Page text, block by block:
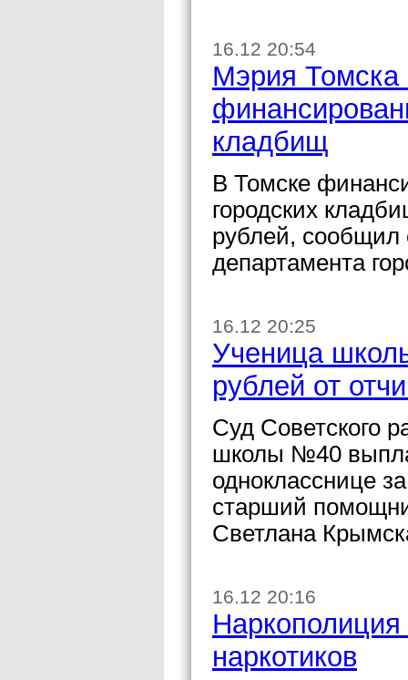
16.12 20:54
Мэрия Томска
кладбищ
В Томске
городских
рублей, сообщил
департамента
16.12 20:25
Ученица
рублей от
Суд Советского
школы №40
однокласснице
старший
Светлана
16.12 20:16
Наркополиция
наркотиков